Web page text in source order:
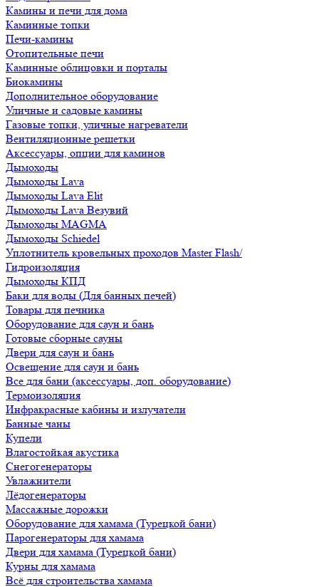
Камины и печи для дома
Каминные топки
Печи-камины
Отопительные печи
Каминные облицовки и порталы
Биокамины
Дополнительное оборудование
Уличные и садовые камины
Газовые топки, уличные нагреватели
Вентиляционные решетки
Аксессуары, опции для каминов
Дымоходы
Дымоходы Lava
Дымоходы Lava Elit
Дымоходы Lava Везувий
Дымоходы MAGMA
Дымоходы Schiedel
Уплотнитель кровельных проходов Master Flash/
Гидроизоляция
Дымоходы КПД
Баки для воды (Для банных печей)
Товары для печника
Оборудование для саун и бань
Готовые сборные сауны
Двери для саун и бань
Освещение для саун и бань
Все для бани (аксессуары, доп. оборудование)
Термоизоляция
Инфракрасные кабины и излучатели
Банные чаны
Купели
Влагостойкая акустика
Снегогенераторы
Увлажнители
Лёдогенераторы
Массажные дорожки
Оборудование для хамама (Турецкой бани)
Парогенераторы для хамама
Двери для хамама (Турецкой бани)
Курны для хамама
Всё для строительства хамама